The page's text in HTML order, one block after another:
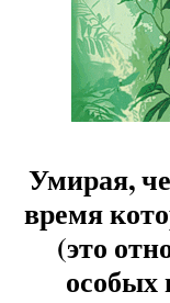
Умирая,
время
(это
особых